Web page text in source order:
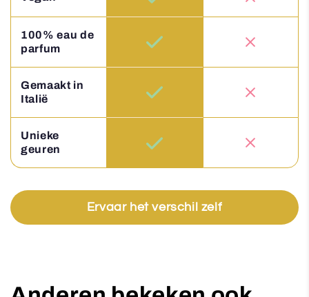
100% eau de
parfum
Gemaakt in
Italië
Unieke
geuren
Ervaar het verschil zelf